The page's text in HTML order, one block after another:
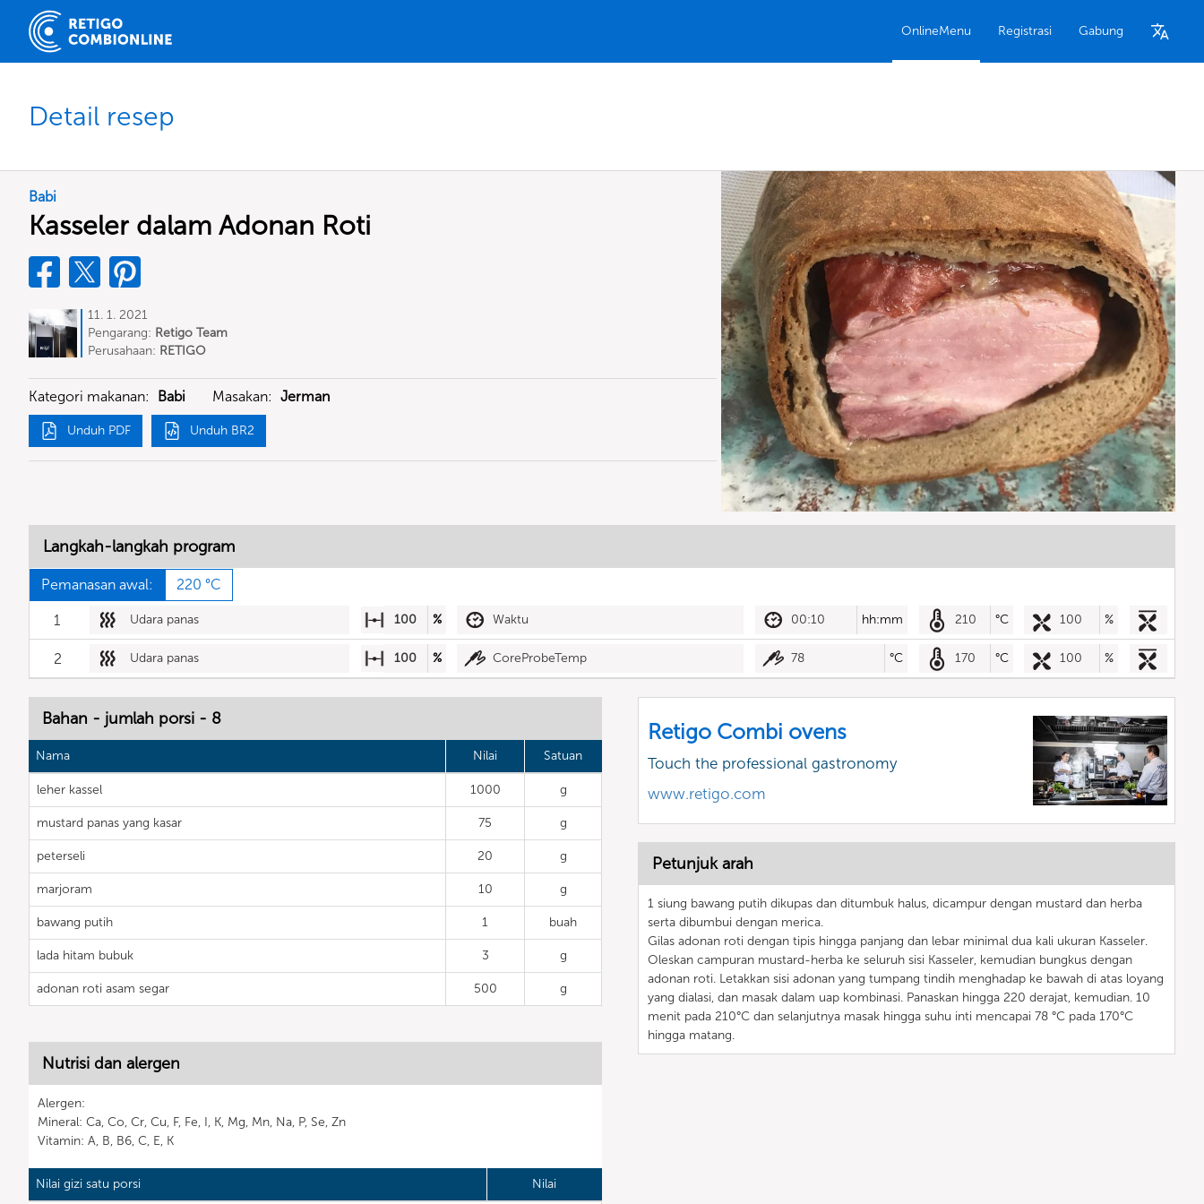
OnlineMenu Registrasi Gabung
Detail resep
Babi
Kasseler dalam Adonan Roti
11. 1. 2021
Pengarang: Retigo Team
Deutschland
Perusahaan: RETIGO
Kategori makanan: Babi Masakan: Jerman
Unduh PDF Unduh BR2
Langkah-langkah program
Pemanasan awal: 220 °C
1 Udara panas 100 % Waktu 00:10 hh:mm 210 °C 100 %
2 Udara panas 100 % CoreProbeTemp 78 °C 170 °C 100 %
Bahan - jumlah porsi - 8
Nama Nilai Satuan
leher kassel 1000 g
mustard panas yang kasar 75 g
peterseli 20 g
marjoram 10 g
bawang putih 1 buah
lada hitam bubuk 3 g
adonan roti asam segar 500 g
Nutrisi dan alergen
Alergen:
Mineral: Ca, Co, Cr, Cu, F, Fe, I, K, Mg, Mn, Na, P, Se, Zn
Vitamin: A, B, B6, C, E, K
Nilai gizi satu porsi Nilai
Retigo Combi ovens
Touch the professional gastronomy
www.retigo.com
Petunjuk arah
1 siung bawang putih dikupas dan ditumbuk halus, dicampur dengan mustard dan herba
serta dibumbui dengan merica.
Gilas adonan roti dengan tipis hingga panjang dan lebar minimal dua kali ukuran Kasseler.
Oleskan campuran mustard-herba ke seluruh sisi Kasseler, kemudian bungkus dengan
adonan roti. Letakkan sisi adonan yang tumpang tindih menghadap ke bawah di atas loyang
yang dialasi, dan masak dalam uap kombinasi. Panaskan hingga 220 derajat, kemudian. 10
menit pada 210°C dan selanjutnya masak hingga suhu inti mencapai 78 °C pada 170°C
hingga matang.